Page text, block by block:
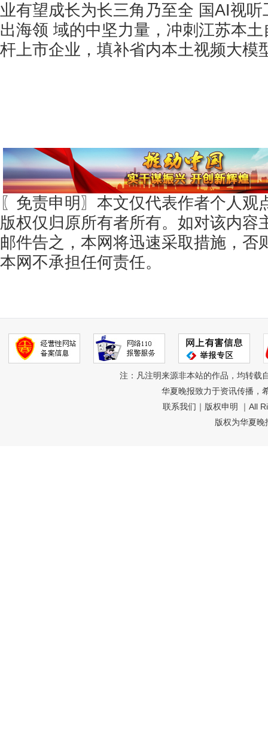
业有望成长为长三角乃至全 国AI视
出海领 域的中坚力量，冲刺江苏本
杆上市企业，填补省内本土视频大模
〖免责申明〗本文仅代表作者个人观
版权仅归原所有者所有。如对该内容
邮件告之，本网将迅速采取措施，否
本网不承担任何责任。
注：凡注明来源非本站的作品，均转载
华夏晚报致力于资讯传播，
联系我们 ｜ 版权申明 ｜All
版权为华夏